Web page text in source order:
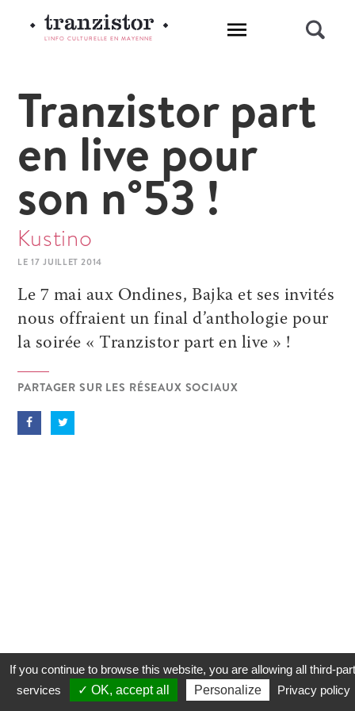
L'INFO CULTURELLE EN MAYENNE
Tranzistor part
en live pour
son n°53 !
Kustino
LE 17 JUILLET 2014
Le 7 mai aux Ondines, Bajka et ses invités
nous offraient un final d’anthologie pour
la soirée « Tranzistor part en live » !
PARTAGER SUR LES RÉSEAUX SOCIAUX
COOKIES MENTIONS LÉGALES PLAN DU SITE
If you continue to browse this website, you are allowing all third-
services
✓ OK, accept all Personalize Privacy policy